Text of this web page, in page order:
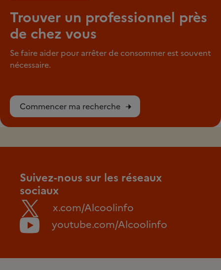
Trouver un professionnel près
de chez vous
Se faire aider pour arrêter de consommer est souvent
nécessaire.
Commencer ma recherche
Suivez-nous sur les réseaux
sociaux
x.com/Alcoolinfo
youtube.com/Alcoolinfo